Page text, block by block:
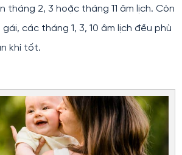
tháng 2, 3 hoặc tháng 11 âm lịch. Còn
các tháng 1, 3, 10 âm lịch đều phù
khí tốt.